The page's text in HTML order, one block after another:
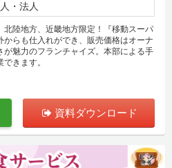
・法人
北陸地方、近畿地方限定！『移動スーパ
らも仕入れができ、販売価格はオーナ
が魅力のフランチャイズ。本部による手
きます。
資料ダウンロード